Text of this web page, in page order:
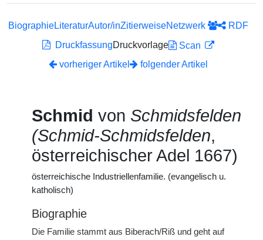
BiographieLiteraturAutor/inZitierweiseNetzwerk
RDF
DruckfassungDruckvorlage
Scan
vorheriger Artikel
folgender Artikel
Schmid von Schmidsfelden
(Schmid-Schmidsfelden,
österreichischer Adel 1667)
österreichische Industriellenfamilie. (evangelisch u.
katholisch)
Biographie
Die Familie stammt aus Biberach/Riß und geht auf